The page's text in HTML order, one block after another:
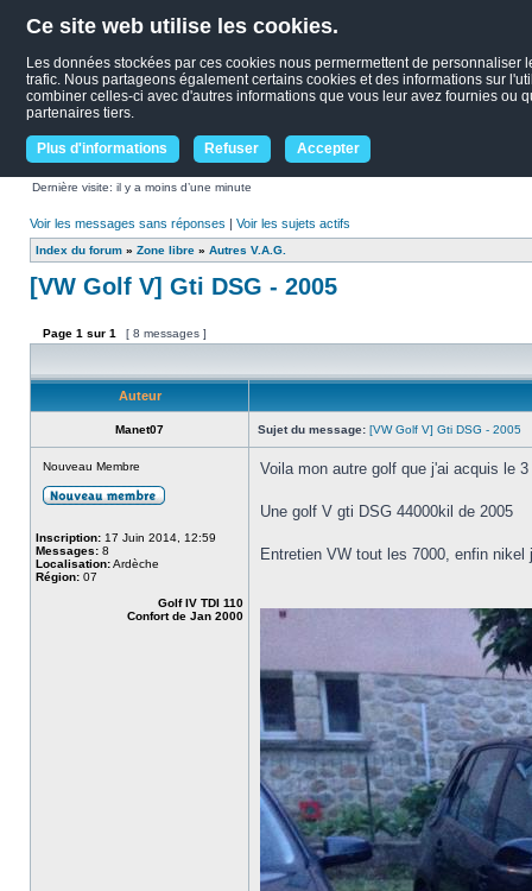
Ce site web utilise les cookies.
Les données stockées par ces cookies nous permermettent de
trafic. Nous partageons également certains cookies et des informations sur
combiner celles-ci avec d'autres informations que vous leur avez fournies ou
partenaires tiers.
Plus d'informations Refuser Accepter
Dernière visite: il y a moins d’une minute
Voir les messages sans réponses | Voir les sujets actifs
Index du forum » Zone libre » Autres V.A.G.
[VW Golf V] Gti DSG - 2005
Page 1 sur 1 [ 8 messages ]
Auteur
Manet07 Sujet du message: [VW Golf V] Gti DSG - 2005
Nouveau Membre
Inscription: 17 Juin 2014, 12:59
Messages: 8
Localisation:Ardèche
Région: 07
Golf IV TDI 110
Confort de Jan 2000
Voila mon autre golf que j'ai acquis le 3
Une golf V gti DSG 44000kil de 2005
Entretien VW tout les 7000, enfin